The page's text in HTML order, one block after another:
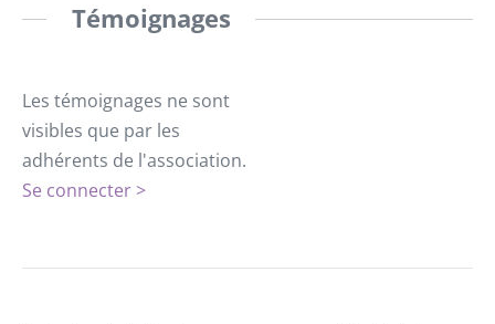
Témoignages
Les témoignages ne sont
visibles que par les
adhérents de l'association.
Se connecter >